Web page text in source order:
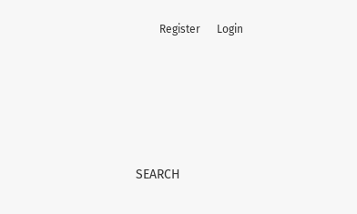
SEARCH
Register Login